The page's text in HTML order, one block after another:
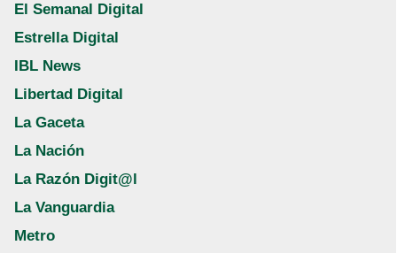
El Semanal Digital
Estrella Digital
IBL News
Libertad Digital
La Gaceta
La Nación
La Razón Digit@l
La Vanguardia
Metro